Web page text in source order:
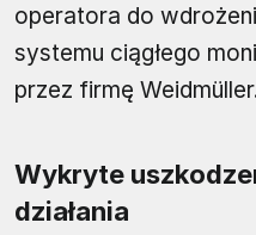
operatora do
systemu ciągłego
przez firmę
Wykryte
działania